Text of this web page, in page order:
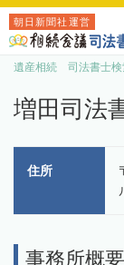
朝日新聞社運営
遺産相続 司法書士検
増田司法
住所
事務所概要